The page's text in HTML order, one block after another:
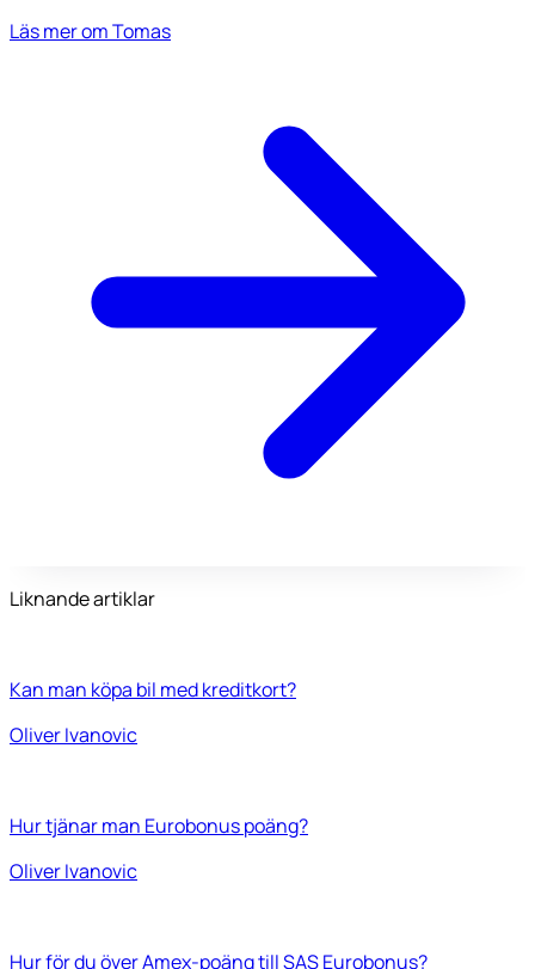
Läs mer om Tomas
Liknande artiklar
Kan man köpa bil med kreditkort?
Oliver Ivanovic
Hur tjänar man Eurobonus poäng?
Oliver Ivanovic
Hur för du över Amex-poäng till SAS Eurobonus?